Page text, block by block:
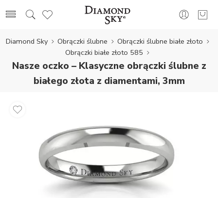
Diamond Sky Obrączki ślubne
Obrączki ślubne białe złoto
Obrączki białe złoto 585
Nasze oczko – Klasyczne obrączki ślubne z
białego złota z diamentami, 3mm